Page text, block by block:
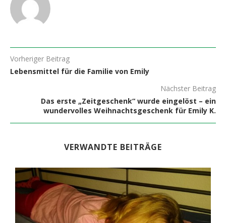
Vorheriger Beitrag
Lebensmittel für die Familie von Emily
Nächster Beitrag
Das erste „Zeitgeschenk“ wurde eingelöst – ein
wundervolles Weihnachtsgeschenk für Emily K.
VERWANDTE BEITRÄGE